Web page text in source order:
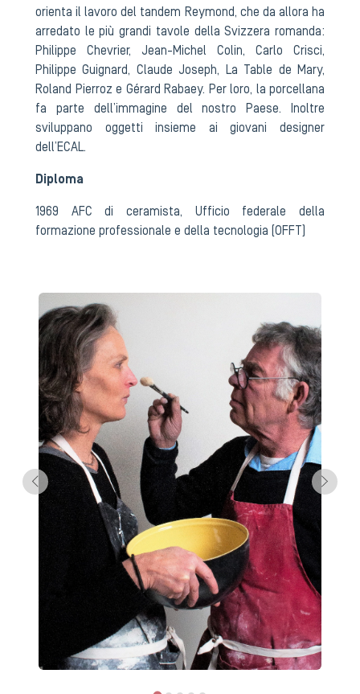
orienta il lavoro del tandem Reymond, che da allora ha
arredato le più grandi tavole della Svizzera romanda:
Philippe Chevrier, Jean-Michel Colin, Carlo Crisci,
Philippe Guignard, Claude Joseph, La Table de Mary,
Roland Pierroz e Gérard Rabaey. Per loro, la porcellana
fa parte dell’immagine del nostro Paese. Inoltre
sviluppano oggetti insieme ai giovani designer
dell’ECAL.
Diploma
1969 AFC di ceramista, Ufficio federale della
formazione professionale e della tecnologia (OFFT)